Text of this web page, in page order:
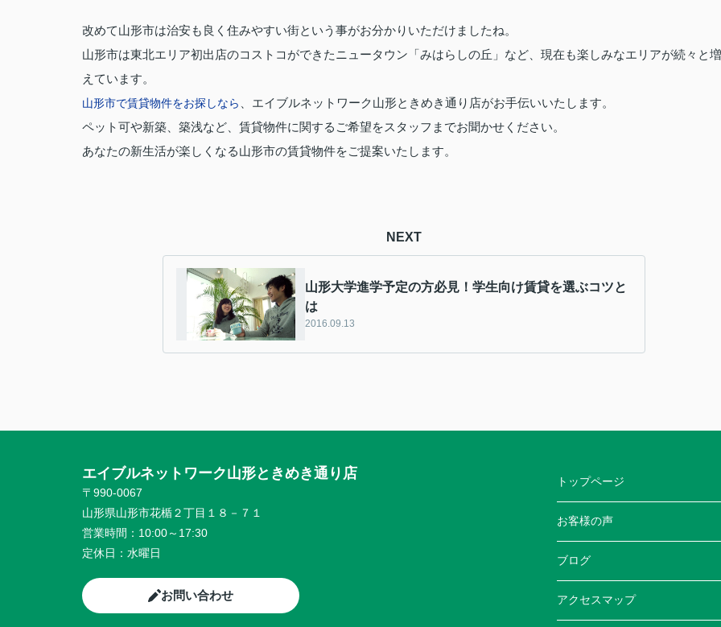
改めて山形市は治安も良く住みやすい街という事がお分かりいただけましたね。
山形市は東北エリア初出店のコストコができたニュータウン「みはらしの丘」など、現在も楽しみなエリアが続々と増
えています。
山形市で賃貸物件をお探しなら
、エイブルネットワーク山形ときめき通り店がお手伝いいたします。
ペット可や新築、築浅など、賃貸物件に関するご希望をスタッフまでお聞かせください。
あなたの新生活が楽しくなる山形市の賃貸物件をご提案いたします。
NEXT
山形大学進学予定の方必見！学生向け賃貸を選ぶコツと
は
2016.09.13
エイブルネットワーク山形ときめき通り店
〒990-0067
山形県山形市花楯２丁目１８－７１
営業時間： 10:00～17:30
定休日： 水曜日
お問い合わせ
トップページ
お客様の声
ブログ
アクセスマップ